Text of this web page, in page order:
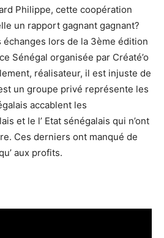
Philippe, cette coopération
un rapport gagnant gagnant?
échanges lors de la 3ème édition
Sénégal organisée par Créaté’o
réalisateur, il est injuste de
un groupe privé représente les
accablent les
et le l’ Etat sénégalais qui n’ont
Ces derniers ont manqué de
aux profits.